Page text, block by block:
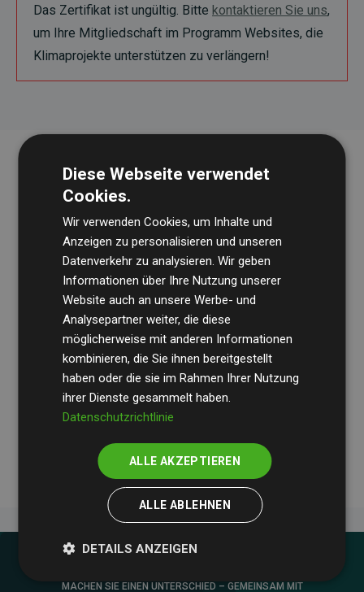
Das Zertifikat ist ungültig. Bitte kontaktieren Sie uns,
um Ihre Mitgliedschaft im Programm Websites, die
Klimaprojekte unterstützen zu verlängern!
Die Wirtschaftsprüfungsgesellschaft BDOüberprüft
regelmäßig unsere Berechnungen und Methodik, um
Transparenz und Verlässlichkeit sicherzustellen.
Ihre Prüfungen belegen, dass unsere Investitionen in
Klimaschutzprojekte im Durchschnitt200 % der
geschätzten CO₂-Emissionender teilnehmenden
Websites kompensieren – ein klarer Nachweis für die
messbare Klimawirkung unseres Ansatzes.
MACHEN SIE EINEN UNTERSCHIED – GEMEINSAM MIT
Diese Webseite verwendet
Cookies.
Wir verwenden Cookies, um Inhalte und
Anzeigen zu personalisieren und unseren
Datenverkehr zu analysieren. Wir geben
Informationen über Ihre Nutzung unserer
Website auch an unsere Werbe- und
Analysepartner weiter, die diese
möglicherweise mit anderen Informationen
kombinieren, die Sie ihnen bereitgestellt
haben oder die sie im Rahmen Ihrer Nutzung
ihrer Dienste gesammelt haben.
Datenschutzrichtlinie
ALLE AKZEPTIEREN
ALLE ABLEHNEN
DETAILS ANZEIGEN